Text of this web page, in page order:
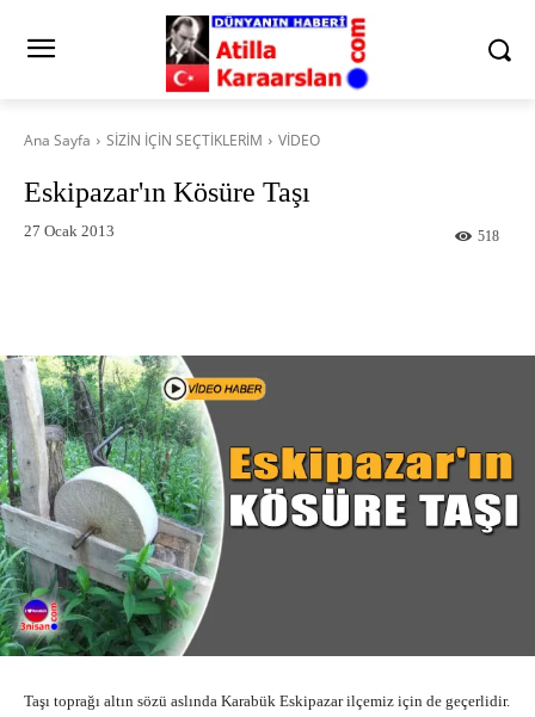
Ana Sayfa SİZİN İÇİN SEÇTİKLERİM VİDEO
Eskipazar'ın Kösüre Taşı
27 Ocak 2013 518
Taşı toprağı altın sözü aslında Karabük Eskipazar ilçemiz için de geçerlidir.